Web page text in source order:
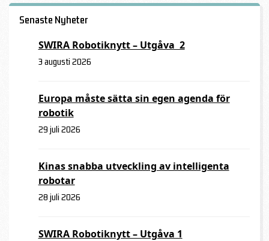
Senaste Nyheter
SWIRA Robotiknytt – Utgåva 2
3 augusti 2026
Europa måste sätta sin egen agenda för
robotik
29 juli 2026
Kinas snabba utveckling av intelligenta
robotar
28 juli 2026
SWIRA Robotiknytt – Utgåva 1